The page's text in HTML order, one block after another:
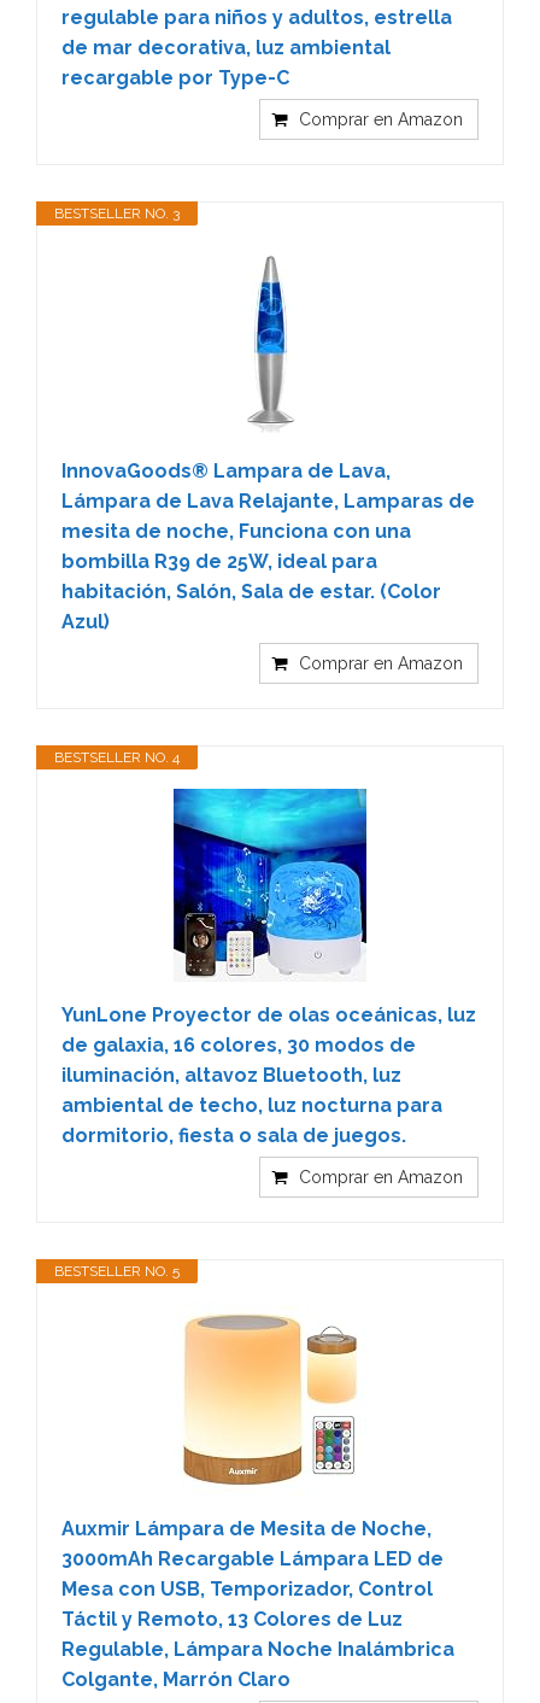
regulable para niños y adultos, estrella
de mar decorativa, luz ambiental
recargable por Type-C
Comprar en Amazon
BESTSELLER NO. 3
InnovaGoods® Lampara de Lava,
Lámpara de Lava Relajante, Lamparas de
mesita de noche, Funciona con una
bombilla R39 de 25W, ideal para
habitación, Salón, Sala de estar. (Color
Azul)
Comprar en Amazon
BESTSELLER NO. 4
YunLone Proyector de olas oceánicas, luz
de galaxia, 16 colores, 30 modos de
iluminación, altavoz Bluetooth, luz
ambiental de techo, luz nocturna para
dormitorio, fiesta o sala de juegos.
Comprar en Amazon
BESTSELLER NO. 5
Auxmir Lámpara de Mesita de Noche,
3000mAh Recargable Lámpara LED de
Mesa con USB, Temporizador, Control
Táctil y Remoto, 13 Colores de Luz
Regulable, Lámpara Noche Inalámbrica
Colgante, Marrón Claro